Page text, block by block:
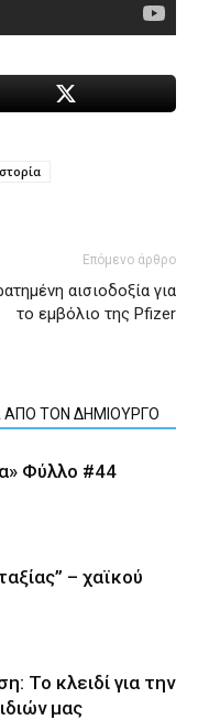
Επόμενο άρθρο
αισιοδοξία για
το εμβόλιο της Pfizer
ΑΠΟ ΤΟΝ ΔΗΜΙΟΥΡΓΟ
Φύλλο #44
– χαϊκού
Το κλειδί για την
µας